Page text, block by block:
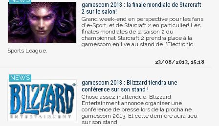
gamescom 2013 : la finale mondiale de Starcraft
2 sur le salon!
Grand week-end en perspective pour les fans
d'e-Sport, et de Starcraft 2 en particulier! Les
finales mondiales de la saison 2 du
championnat Starcraft 2 prendra place à la
gamescom en live au stand de l'Electronic
Sports League.
23/08/2013, 15:18
gamescom 2013 : Blizzard tiendra une
conférence sur son stand !
Chose assez inattendue, Blizzard
Entertainment annonce organiser une
conférence de presse lors de la prochaine
gamescom 2013. Et cette dernière aura lieu
sur son stand.